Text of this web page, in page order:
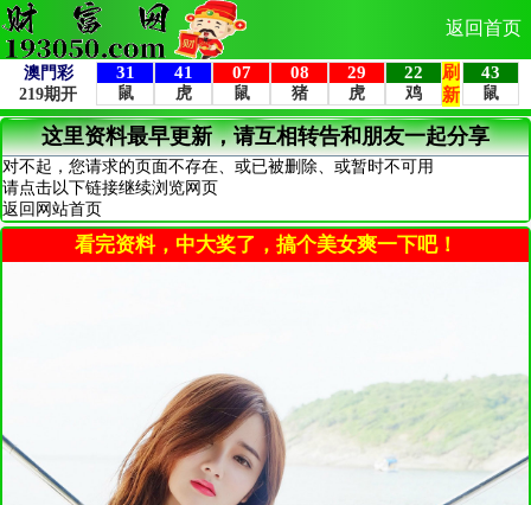
返回首页
这里资料最早更新，请互相转告和朋友一起分享
对不起，您请求的页面不存在、或已被删除、或暂时不可用
请点击以下链接继续浏览网页
返回网站首页
看完资料，中大奖了，搞个美女爽一下吧！